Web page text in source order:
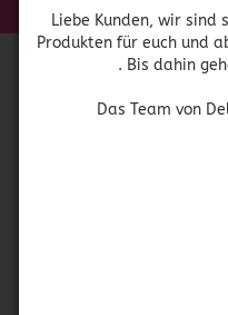
Liebe Kunden, wir sind
Produkten für euch und
. Bis dahin
Das Team von
Das Team von